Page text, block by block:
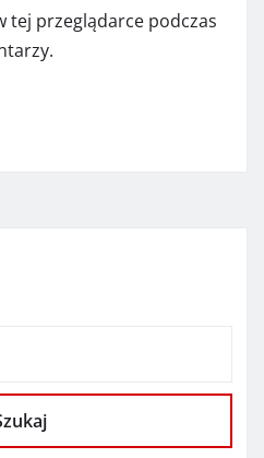
tej przeglądarce podczas